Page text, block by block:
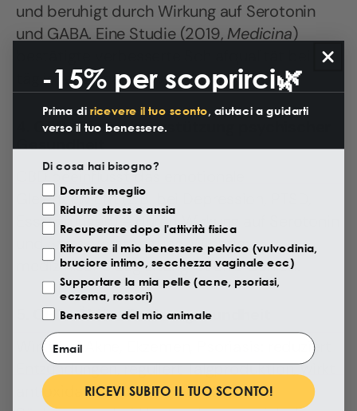
und beruhigt durch Wirkung auf Serotonin
und GABA. Eine Studie (2019,Medicina)
täglicher Einnahme von 25 mg CBD.
4. CBD-Öl zur Unterstützung psychischer
Gesundheit
CBD beeinflusst das emotionale
Gleichgewicht (z. B. bei Depression, PTSD,
Essstörungen) – durch Wirkung auf Serotonin
und Stressverarbeitung. Wichtig:
medizinische Begleitung ist erforderlich.
5. CBD-Öl für die Hautgesundheit
Wirkt bei Akne, Ekzemen, Psoriasis: reduziert
Entzündungen, reguliert Talgproduktion, wirkt
antioxidativ. Tipp: Dermatologische
-15% per scoprirci🌿
Prima di ricevere il tuo sconto, aiutaci a guidarti
verso il tuo benessere.
Di cosa hai bisogno?
Motivazione Visita
Dormire meglio
Ridurre stress e ansia
Recuperare dopo l'attività fisica
Ritrovare il mio benessere pelvico (vulvodinia,
bruciore intimo, secchezza vaginale ecc)
Supportare la mia pelle (acne, psoriasi,
eczema, rossori)
Benessere del mio animale
Email
RICEVI SUBITO IL TUO SCONTO!